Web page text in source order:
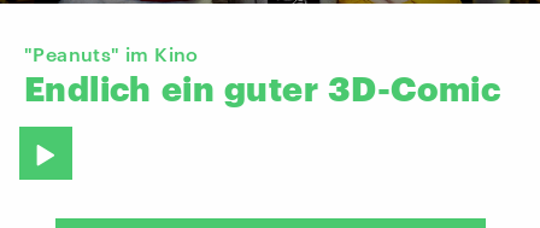
"Peanuts" im Kino
Endlich ein guter 3D-Comic